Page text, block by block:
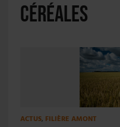
céréales
ACTUS, FILIÈRE AMONT